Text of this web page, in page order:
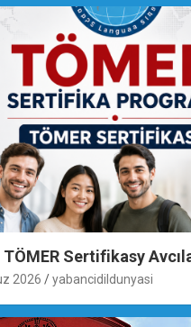
Sertifikasy
2026 yabancidildunyasi